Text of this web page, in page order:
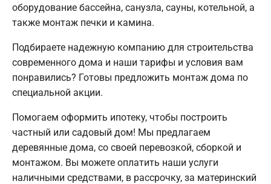
оборудование бассейна, санузла, сауны, котельной, а
также монтаж печки и камина.
Подбираете надежную компанию для строительства
современного дома и наши тарифы и условия вам
понравились? Готовы предложить монтаж дома по
специальной акции.
Помогаем оформить ипотеку, чтобы построить
частный или садовый дом! Мы предлагаем
деревянные дома, со своей перевозкой, сборкой и
монтажом. Вы можете оплатить наши услуги
наличными средствами, в рассрочку, за материнский